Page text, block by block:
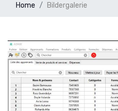
Home Bildergalerie